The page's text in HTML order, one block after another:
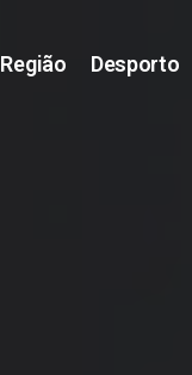
Região Desporto